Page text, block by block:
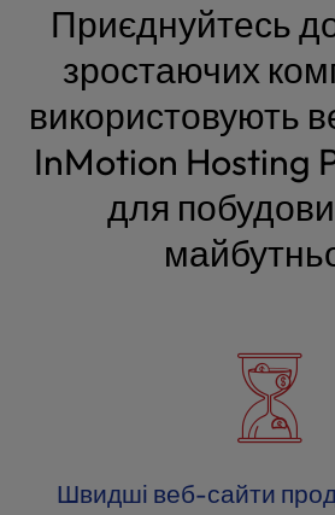
Приєднуйтесь
зростаючих
використовують
InMotion Hosting
для
Швидші веб-сайти